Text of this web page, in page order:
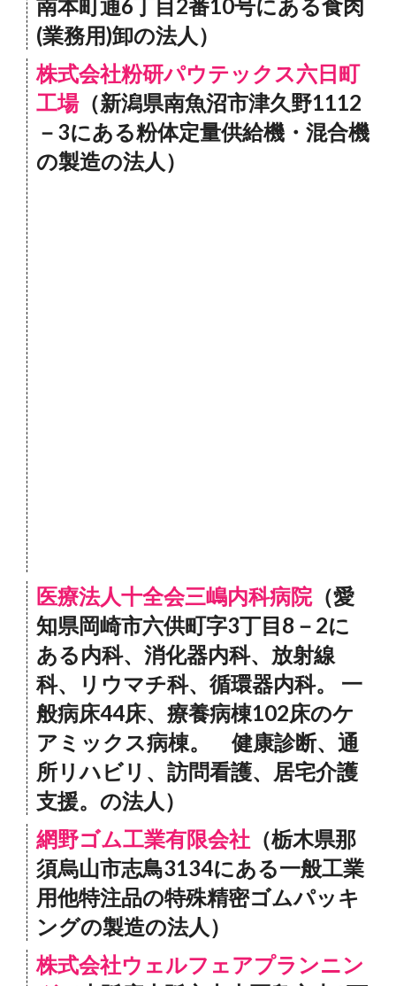
南本町通6丁目2番10号にある食肉
(業務用)卸の法人）
株式会社粉研パウテックス六日町
工場（新潟県南魚沼市津久野1112
－3にある粉体定量供給機・混合機
の製造の法人）
医療法人十全会三嶋内科病院（愛
知県岡崎市六供町字3丁目8－2に
ある内科、消化器内科、放射線
科、リウマチ科、循環器内科。 一
般病床44床、療養病棟102床のケ
アミックス病棟。 健康診断、通
所リハビリ、訪問看護、居宅介護
支援。の法人）
網野ゴム工業有限会社 （栃木県那
須烏山市志鳥3134にある一般工業
用他特注品の特殊精密ゴムパッキ
ングの製造の法人）
株式会社ウェルフェアプランニン